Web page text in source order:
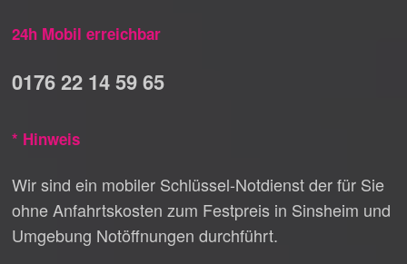
24h Mobil erreichbar
0176 22 14 59 65
* Hinweis
Wir sind ein mobiler Schlüssel-Notdienst der für Sie
ohne Anfahrtskosten zum Festpreis in Sinsheim und
Umgebung Notöffnungen durchführt.